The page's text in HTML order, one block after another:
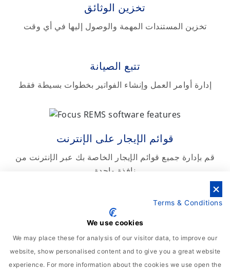
تخزين الوثائق
تخزين المستندات المهمة والوصول إليها في أي وقت
تتبع الصيانة
إدارة أوامر العمل وإنشاء الفواتير بخطوات بسيطة فقط
قوائم الإيجار على الإنترنت
قم بإدارة جميع قوائم الإيجار الخاصة بك عبر الإنترنت من
نافذة واحدة
السكان وإدارة الإيجار
تحسين وتنظيم جميع أنشطة التأجير وإدارة الإيجار الخاصة
بك
Terms & Conditions
We use cookies
We may place these for analysis of our visitor data, to improve our
website, show personalised content and to give you a great website
experience. For more information about the cookies we use open the